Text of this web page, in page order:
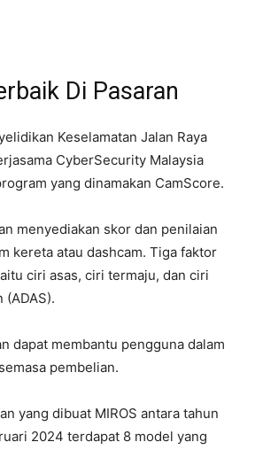
Di Pasaran
Keselamatan Jalan Raya
CyberSecurity Malaysia
yang dinamakan CamScore.
menyediakan skor dan penilaian
kereta atau dashcam. Tiga faktor
ciri asas, ciri termaju, dan ciri
(ADAS).
dapat membantu pengguna dalam
pembelian.
yang dibuat MIROS antara tahun
2024 terdapat 8 model yang